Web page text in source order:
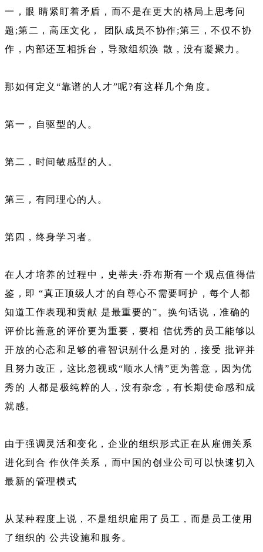
一，眼 睛紧盯着矛盾，而不是在更大的格局上思考问
题;第二，高压文化， 团队成员不协作;第三，不仅不协
作，内部还互相拆台，导致组织涣 散，没有凝聚力。
那如何定义“靠谱的人才”呢?有这样几个角度。
第一，自驱型的人。
第二，时间敏感型的人。
第三，有同理心的人。
第四，终身学习者。
在人才培养的过程中，史蒂夫·乔布斯有一个观点值得借
鉴，即 “真正顶级人才的自尊心不需要呵护，每个人都
知道工作表现和贡献 是最重要的”。换句话说，准确的
评价比善意的评价更为重要，要相 信优秀的员工能够以
开放的心态和足够的睿智识别什么是对的，接受 批评并
且努力改正，这比忽视或“顺水人情”更为善意，因为优
秀的 人都是极纯粹的人，没有杂念，有长期使命感和成
就感。
由于强调灵活和变化，企业的组织形式正在从雇佣关系
进化到合 作伙伴关系，而中国的创业公司可以快速切入
最新的管理模式
从某种程度上说，不是组织雇用了员工，而是员工使用
了组织的 公共设施和服务。